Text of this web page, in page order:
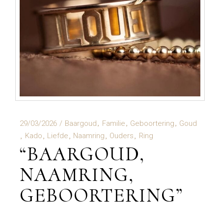
29/03/2026 Baargoud Familie Geboortering
Goud
Kado
Liefde Naamring Ouders Ring
“BAARGOUD,
NAAMRING,
GEBOORTERING”